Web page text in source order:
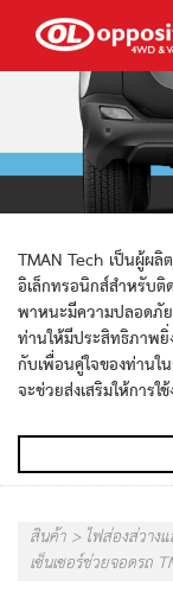
TMAN Tech เป็นผู้ผ
อิเล็กทรอนิกส์สำหรับติ
พาหนะมีความปลอดภั
ท่านให้มีประสิทธิภาพยิ่
กับเพื่อนคู่ใจของท่านใ
จะช่วยส่งเสริมให้การ
สินค้า > ไฟส่องส่วา
เซ็นเซอร์ช่วยจอดรถ